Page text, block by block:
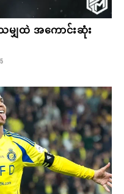
ျှထဲ အကောင်းဆုံး